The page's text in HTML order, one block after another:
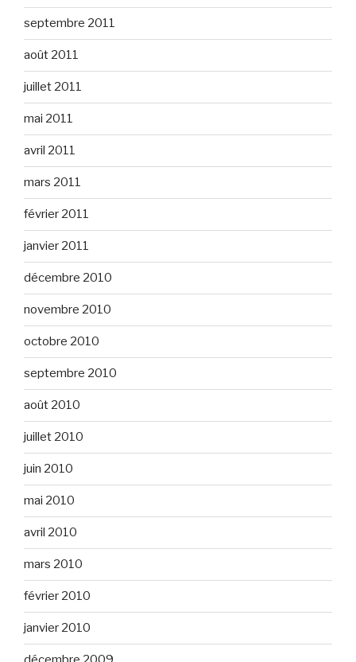
septembre 2011
août 2011
juillet 2011
mai 2011
avril 2011
mars 2011
février 2011
janvier 2011
décembre 2010
novembre 2010
octobre 2010
septembre 2010
août 2010
juillet 2010
juin 2010
mai 2010
avril 2010
mars 2010
février 2010
janvier 2010